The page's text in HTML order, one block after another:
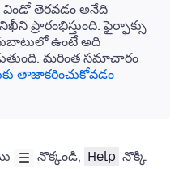
విండో తెరవడం అనేది
ప్రారంభిస్తుంది. ఫైర్ఫాక్సు
ఉంటే అది
మరింత సమాచారం
తాజాకరించుకోవడం
నొక్కండి, Help నొక్కి